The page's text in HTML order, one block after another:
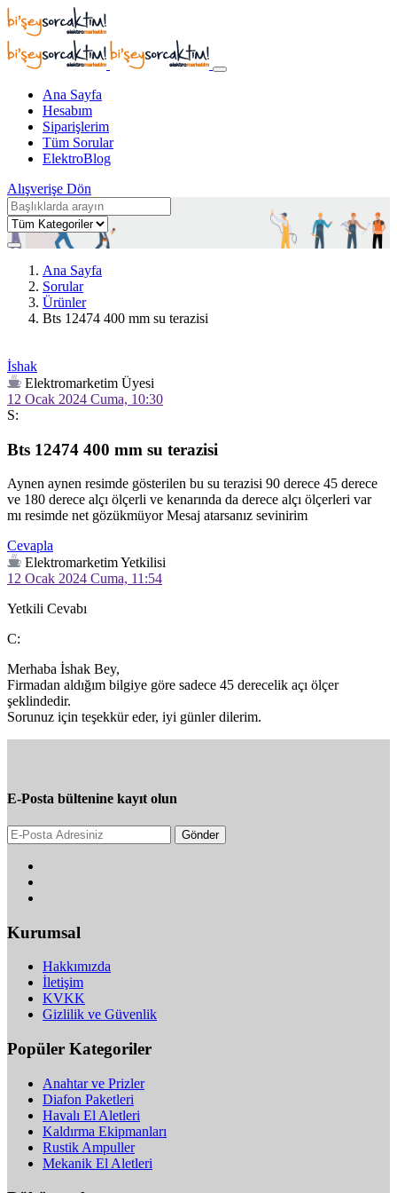
Ana Sayfa
Hesabım
Siparişlerim
Tüm Sorular
ElektroBlog
Alışverişe Dön
Ana Sayfa
Sorular
Ürünler
Bts 12474 400 mm su terazisi
İshak
Elektromarketim Üyesi
12 Ocak 2024 Cuma, 10:30
S:
Bts 12474 400 mm su terazisi
Aynen aynen resimde gösterilen bu su terazisi 90 derece 45 derece
ve 180 derece alçı ölçerli ve kenarında da derece alçı ölçerleri var
mı resimde net gözükmüyor Mesaj atarsanız sevinirim
Cevapla
Elektromarketim Yetkilisi
12 Ocak 2024 Cuma, 11:54
Yetkili Cevabı
C:
Merhaba İshak Bey,
Firmadan aldığım bilgiye göre sadece 45 derecelik açı ölçer
şeklindedir.
Sorunuz için teşekkür eder, iyi günler dilerim.
E-Posta bültenine kayıt olun
Gönder
Kurumsal
Hakkımızda
İletişim
KVKK
Gizlilik ve Güvenlik
Popüler Kategoriler
Anahtar ve Prizler
Diafon Paketleri
Havalı El Aletleri
Kaldırma Ekipmanları
Rustik Ampuller
Mekanik El Aletleri